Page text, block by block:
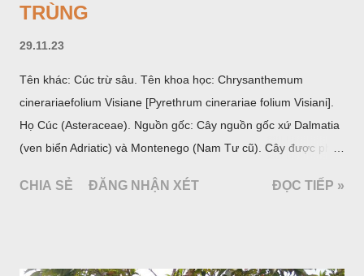
TRÙNG
29.11.23
Tên khác: Cúc trừ sâu. Tên khoa học: Chrysanthemum
cinerariaefolium Visiane [Pyrethrum cinerariae folium Visiani].
Họ Cúc (Asteraceae). Nguồn gốc: Cây nguồn gốc xứ Dalmatia
(ven biển Adriatic) và Montenego (Nam Tư cũ). Cây được phân
trồng để khai thác: Pháp, Nga, Đức, Nam Tư (cũ), sau lan
CHIA SẺ ĐĂNG NHẬN XÉT ĐỌC TIẾP »